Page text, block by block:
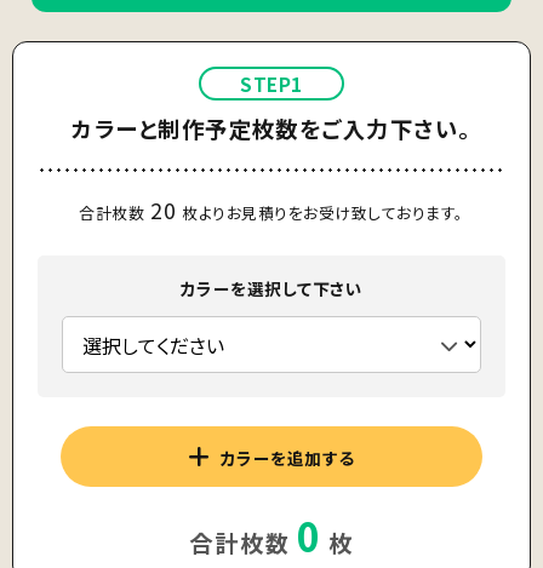
STEP1
カラーと制作予定枚数をご入力下さい。
合計枚数 20 枚よりお見積りをお受け致しております。
カラーを選択して下さい
カラーを追加する
合計枚数 0 枚